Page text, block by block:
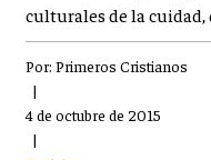
culturales de la cuidad,
Por: Primeros Cristianos
|
4 de octubre de 2015
|